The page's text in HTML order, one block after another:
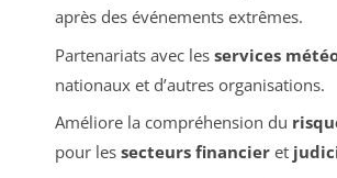
après des événements extrêmes.
Partenariats avec les services
nationaux et d’autres organisations.
Améliore la compréhension du
pour les secteurs financieret